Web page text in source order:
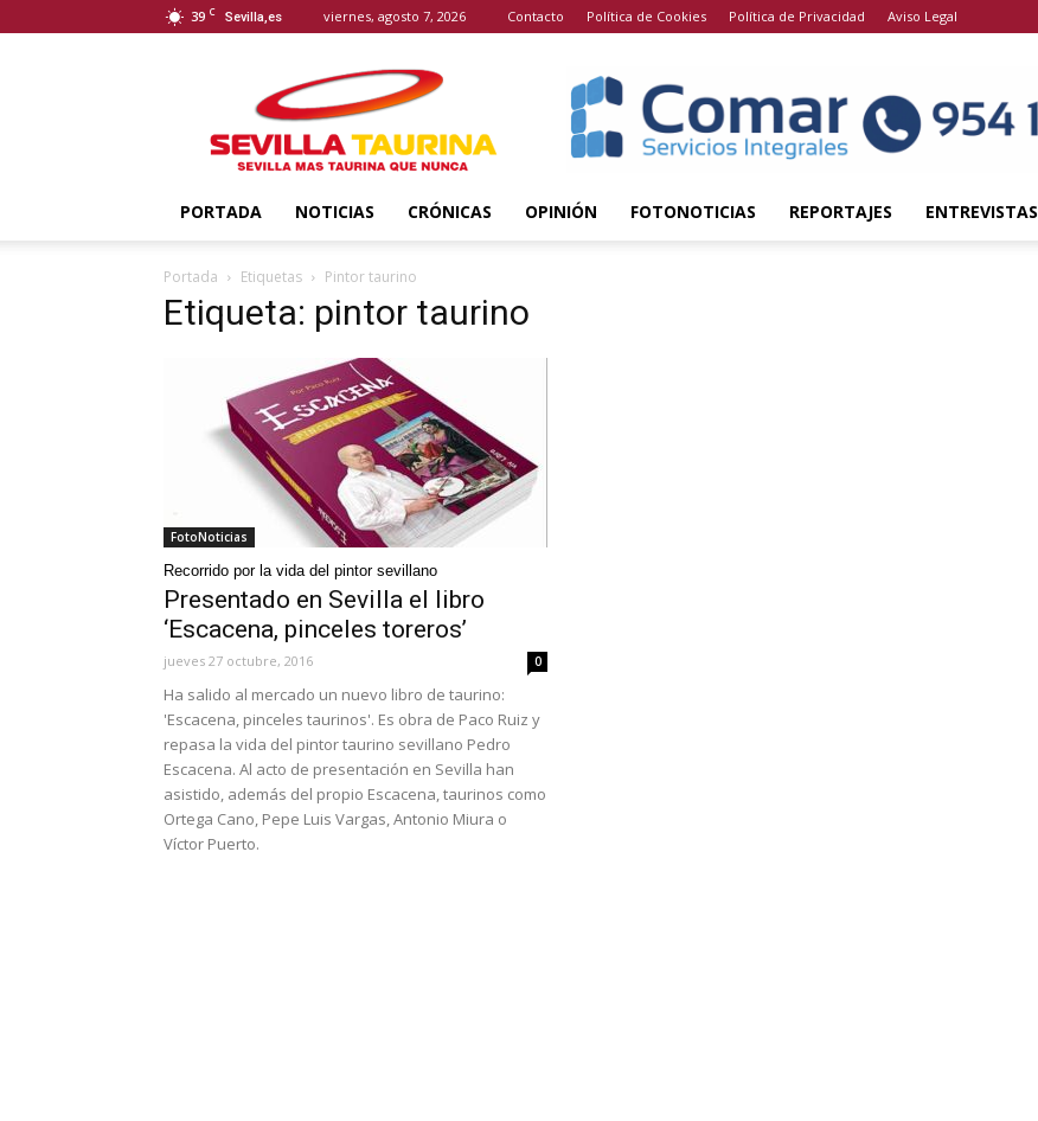
39 C Sevilla,es viernes, agosto 7, 2026 Contacto Política de Cookies Política de Privacidad Aviso Legal
Taurina
PORTADA NOTICIAS CRÓNICAS OPINIÓN FOTONOTICIAS REPORTAJES ENTREVISTAS
Portada Etiquetas Pintor taurino
Etiqueta: pintor taurino
FotoNoticias
Recorrido por la vida del pintor sevillano
Presentado en Sevilla el libro
‘Escacena, pinceles toreros’
jueves 27 octubre, 2016 0
Ha salido al mercado un nuevo libro de taurino:
'Escacena, pinceles taurinos'. Es obra de Paco Ruiz y
repasa la vida del pintor taurino sevillano Pedro
Escacena. Al acto de presentación en Sevilla han
asistido, además del propio Escacena, taurinos como
Ortega Cano, Pepe Luis Vargas, Antonio Miura o
Víctor Puerto.